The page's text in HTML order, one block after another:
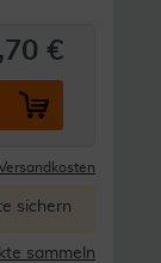
€
sichern
sammeln